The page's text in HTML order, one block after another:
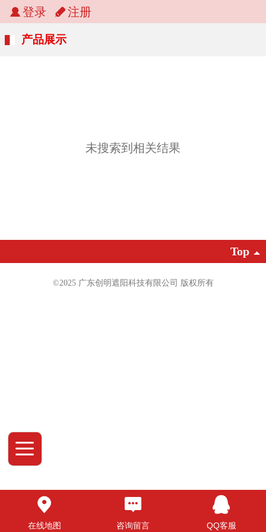
登录 注册
产品展示
未搜索到相关结果
Top
©2025 广东创明遮阳科技有限公司 版权所有
在线地图 咨询留言 QQ客服